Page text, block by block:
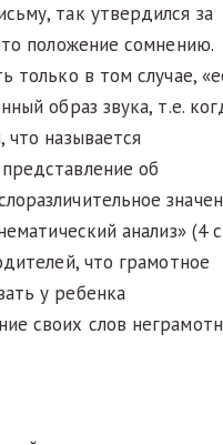
так утвердился за
положение сомнению.
только в том случае,
образ звука, т.е.
называется
об
анализ» (4 с.
что грамотное
у ребенка
своих слов